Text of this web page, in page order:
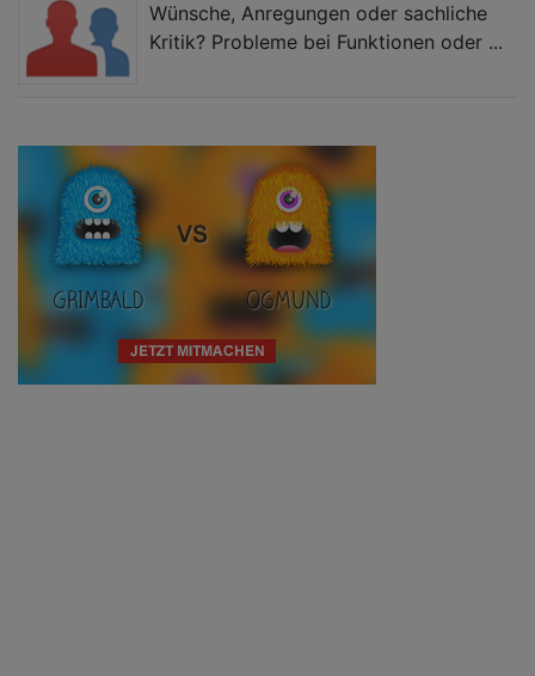
Wünsche, Anregungen oder sachliche
Kritik? Probleme bei Funktionen oder ...